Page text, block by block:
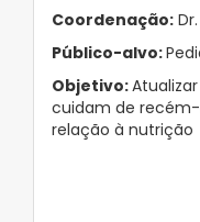
Coordenação:
Público-alvo:
Objetivo:
cuidam de
relação à nutrição